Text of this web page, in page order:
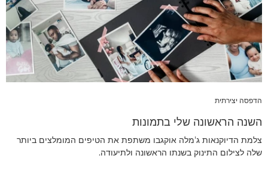
הדפסה יצירתית
השנה הראשונה שלי בתמונות
צלמת הדיוקנאות ג'מלה אוקגבו משתפת את הטיפים המומלצים ביותר
שלה לצילום התינוק בשנתו הראשונה ולתיעודה.